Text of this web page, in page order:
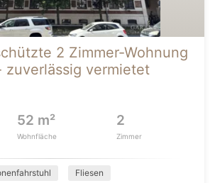
2 Zimmer-Wohnung
zuverlässig vermietet
52 m²
Wohnfläche
2
Zimmer
Fliesen